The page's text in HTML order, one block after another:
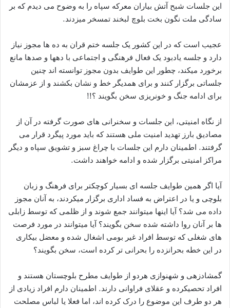
این جلسات شبح آتش بیاران معرکه سپاه را به وضوح می دیدم که بر
سادگی ملت نگون بخت بلوچ لبخند تمسخر میزدند.
عجیب است که در این کشور یک جلسه ختم قران به ده ها مجوز نیاز
دارد و جلسه یادبود یک فعال فرهنگی و اجتماعی با دهها و صدها مانع
برخورد میکند، چطور این طوایف بدون مجوز توانسته اند چنین
جلساتی برگزار کنند و برای همدیگر خط و نشان بکشند و از عزمشان
برای ادامه جنگ و خونریزی سخن بگویند ؟!!
از نگاه امنیتی، این جلسات و سخنرانی های صورت گرفته در آن از
مصادیق بارز تهدید امنیت ملی هستند که باید مورد پیگرد قرار می
گرفتند. اطمینان دارم این جلسات با چراغ سبز و تشویق سپاه و دیگر
مراکز امنیتی برگزار شده و ادامه خواهند داشت.
آیا اگر همین طوایف جلسه ای بسیار کوچکتر برای فرهنگ و زبان
بلوچی و یا در اعتراض به فساد اداری برگزار میکردند، به آنان مجوز
داده می شد؟ آیا اینها میتوانند جمع شوند و از ظلمی که توسط زابلی
ها بر آنان روا داشته شده سخن بگویند؟ آیا میتوانند در مورد فرصت
های شغلی که توسط افراد غیر بومی اشغال شده و معضل بیکاری
در این خطه بحرانزده را بحرانی تر کرده است، سخن بگویند؟
گمشادزهی و شهنوازی هردو از طوایف مطرح بلوچستان هستند و
افراد تحصیکرده و عقلای فراوانی دارند. اطمینان دارم افراد زیادی از
هر دو طرف این موضوع را درک کرده اند، اما فعلا یا لباس مصلحت